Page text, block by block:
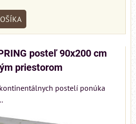
posteľ 90x200 cm
priestorom
postelí ponúka